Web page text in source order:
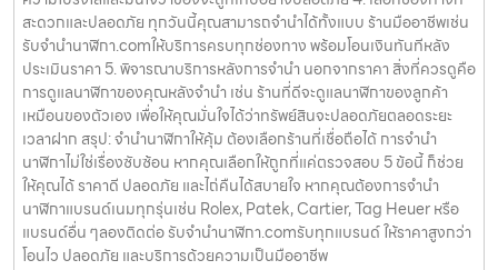
สะดวกและปลอดภัย ทุกวันนี้คุณสามารถจำนำได้ทั้งแบบ ร้านมืออาชีพเช่น
รับจำนำนาฬิกา.comให้บริการครบทุกช่องทาง พร้อมโอนเงินทันทีหลัง
ประเมินราคา 5. พิจารณาบริการหลังการจำนำ นอกจากราคา สิ่งที่ควรดูคือ
การดูแลนาฬิกาของคุณหลังจำนำ เช่น ร้านที่ดีจะดูแลนาฬิกาของลูกค้า
เหมือนของตัวเอง เพื่อให้คุณมั่นใจได้ว่าทรัพย์สินจะปลอดภัยตลอดระยะ
เวลาฝาก สรุป: จำนำนาฬิกาให้คุ้ม ต้องเลือกร้านที่เชื่อถือได้ การจำนำ
นาฬิกาไม่ใช่เรื่องซับซ้อน หากคุณเลือกให้ถูกที่แค่ตรวจสอบ 5 ข้อนี้ ก็ช่วย
ให้คุณได้ ราคาดี ปลอดภัย และไถ่คืนได้สบายใจ หากคุณต้องการจำนำ
นาฬิกาแบรนด์เนมทุกรุ่นเช่น Rolex, Patek, Cartier, Tag Heuer หรือ
แบรนด์อื่น ๆลองติดต่อ รับจำนำนาฬิกา.comรับทุกแบรนด์ ให้ราคาสูงกว่า
โอนไว ปลอดภัย และบริการด้วยความเป็นมืออาชีพ